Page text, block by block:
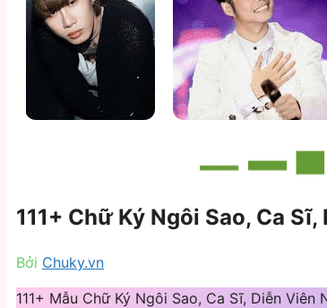
111+ Chữ Ký Ngôi Sao, Ca
Bởi Chuky.vn
111+ Mẫu Chữ Ký Ngôi Sao, Ca Sĩ, Diễn